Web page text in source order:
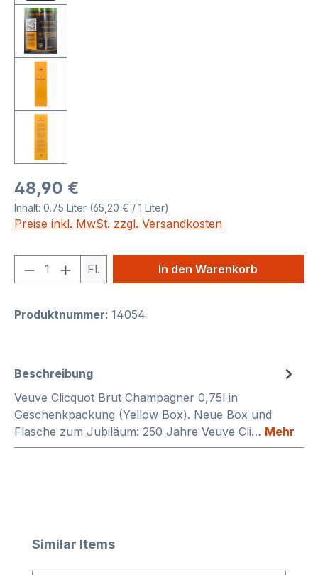
Regulärer Preis:
48,90 €
Inhalt: 0.75 Liter (65,20 € / 1 Liter)
Preise inkl. MwSt. zzgl. Versandkosten
Produkt Anzahl: Gib den
Fl. In den Warenkorb
Produktnummer: 14054
Beschreibung
Veuve Clicquot Brut Champagner 0,75l in
Geschenkpackung (Yellow Box). Neue Box und
Flasche zum Jubiläum: 250 Jahre Veuve Cli… Mehr
Produktgalerie überspringen
Similar Items